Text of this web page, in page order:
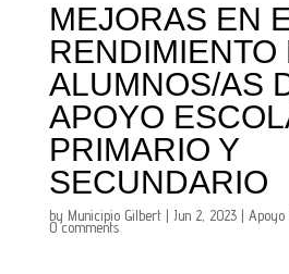
MEJORAS EN
RENDIMIENTO
ALUMNOS/AS
APOYO
PRIMARIO Y
SECUNDARIO
by Municipio Gilbert| Jun 2, 2023| Apoyo
0 comments